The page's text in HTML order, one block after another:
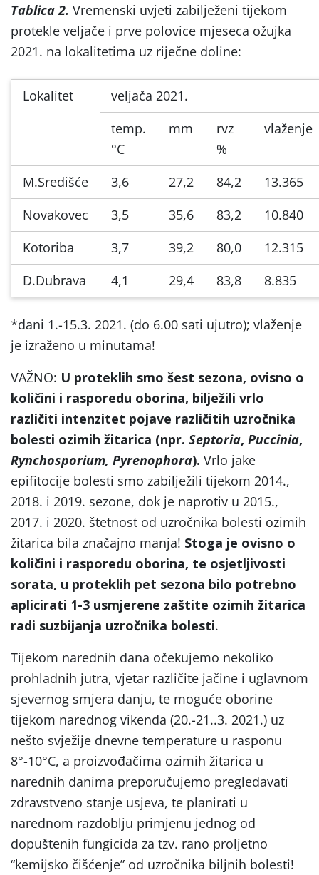
Tablica 2. Vremenski uvjeti zabilježeni tijekom
protekle veljače i prve polovice mjeseca ožujka
2021. na lokalitetima uz riječne doline:
Lokalitet
veljača 2021.
temp.
°C
mm
rvz
%
vlaženje
M.Središće 3,6 27,2 84,2
13.365
Novakovec
3,5 35,6 83,2
10.840
Kotoriba
3,7 39,2 80,0
12.315
D.Dubrava
4,1 29,4 83,8 8.835
*dani 1.-15.3. 2021. (do 6.00 sati ujutro); vlaženje
je izraženo u minutama!
VAŽNO: U proteklih smo šest sezona, ovisno o
količini i rasporedu oborina, bilježili vrlo
različiti intenzitet pojave različitih uzročnika
bolesti ozimih žitarica (npr. Septoria, Puccinia,
Rynchosporium, Pyrenophora). Vrlo jake
epifitocije bolesti smo zabilježili tijekom 2014.,
2018. i 2019. sezone, dok je naprotiv u 2015.,
2017. i 2020. štetnost od uzročnika bolesti ozimih
žitarica bila značajno manja! Stoga je ovisno o
količini i rasporedu oborina, te osjetljivosti
sorata, u proteklih pet sezona bilo potrebno
aplicirati 1-3 usmjerene zaštite ozimih žitarica
radi suzbijanja uzročnika bolesti.
Tijekom narednih dana očekujemo nekoliko
prohladnih jutra, vjetar različite jačine i uglavnom
sjevernog smjera danju, te moguće oborine
tijekom narednog vikenda (20.-21..3. 2021.) uz
nešto svježije dnevne temperature u rasponu
8°-10°C, a proizvođačima ozimih žitarica u
narednih danima preporučujemo pregledavati
zdravstveno stanje usjeva, te planirati u
narednom razdoblju primjenu jednog od
dopuštenih fungicida za tzv. rano proljetno
“kemijsko čišćenje” od uzročnika biljnih bolesti!